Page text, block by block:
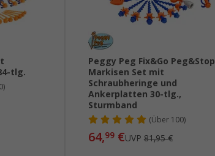
tlg.
Peggy Peg Fix&Go Peg&Stop
Markisen Set mit
Schraubheringe und
Ankerplatten 30-tlg.,
Sturmband
(Über100)
64,99€UVP 81,95 €